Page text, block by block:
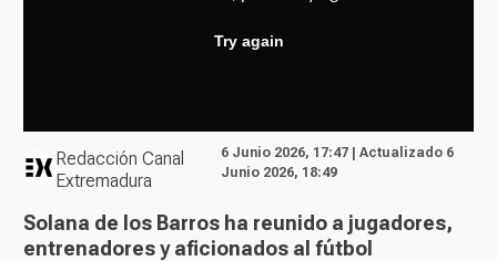
Redacción Canal
Extremadura
6 Junio 2026, 17:47 | Actualizado 6
Junio 2026, 18:49
Solana de los Barros ha reunido a jugadores,
entrenadores y aficionados al fútbol